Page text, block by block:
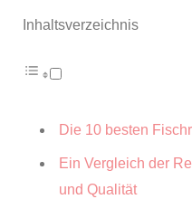
Inhaltsverzeichnis
Die 10 besten
Ein Vergleich der
und Qualität